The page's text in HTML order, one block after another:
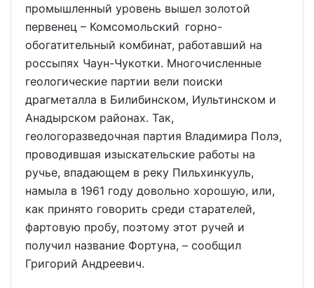
промышленный уровень вышел золотой
первенец – Комсомольский горно-
обогатительный комбинат, работавший на
россыпях Чаун-Чукотки. Многочисленные
геологические партии вели поиски
драгметалла в Билибинском, Иультинском и
Анадырском районах. Так,
геологоразведочная партия Владимира Полэ,
проводившая изыскательские работы на
ручье, впадающем в реку Пильхинкууль,
намыла в 1961 году довольно хорошую, или,
как принято говорить среди старателей,
фартовую пробу, поэтому этот ручей и
получил название Фортуна, – сообщил
Григорий Андреевич.